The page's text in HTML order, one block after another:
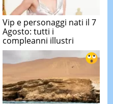
Vip e personaggi nati il 7
Agosto: tutti i
compleanni illustri